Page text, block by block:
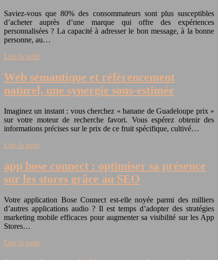
Saviez-vous que 80% des consommateurs sont plus susceptibles
d’acheter auprès d’une marque qui offre des expériences
personnalisées ? La capacité à adresser le bon message, à la bonne
personne, au…
Lire la suite
Web sémantique et référencement
naturel, une synergie sous-estimée
Imaginez un instant : vous cherchez « banane de Guadeloupe prix »
sur votre moteur de recherche favori. Vous espérez obtenir des
informations précises sur le prix de ce fruit spécifique, cultivé…
Lire la suite
app bose connect : optimiser sa présence
sur les stores grâce au SEO
Votre application Bose Connect est-elle noyée parmi des milliers
d’autres applications audio ? Il est temps d’adopter des stratégies
marketing mobile efficaces pour augmenter sa visibilité sur les App
Stores…
Lire la suite